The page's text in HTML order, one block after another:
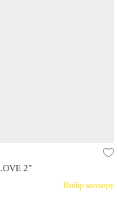
2"
Вибір кольору